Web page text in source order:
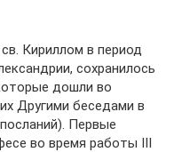
Кириллом в период
сохранилось
дошли во
Другими беседами в
Первые
во время работы III